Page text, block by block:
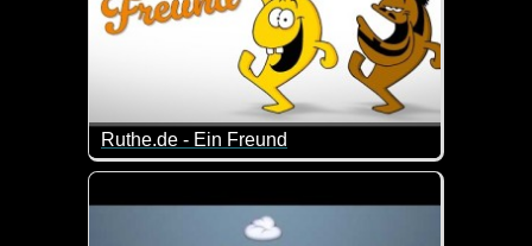
Ruthe.de - Ein Freund
Eine Hymne auf die Freundschaft, dargeboten